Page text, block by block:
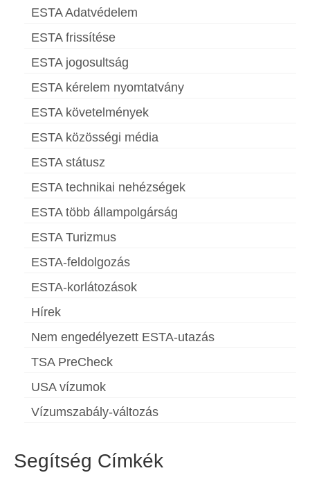
ESTA Adatvédelem
ESTA frissítése
ESTA jogosultság
ESTA kérelem nyomtatvány
ESTA követelmények
ESTA közösségi média
ESTA státusz
ESTA technikai nehézségek
ESTA több állampolgárság
ESTA Turizmus
ESTA-feldolgozás
ESTA-korlátozások
Hírek
Nem engedélyezett ESTA-utazás
TSA PreCheck
USA vízumok
Vízumszabály-változás
Segítség Címkék